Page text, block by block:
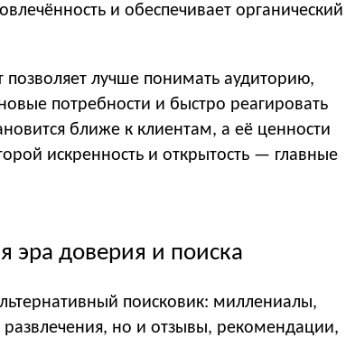
и обеспечивает органический
лучше понимать аудиторию,
потребности и быстро реагировать
ближе к клиентам, а её ценности
искренность и открытость — главные
эра доверия и поиска
поисковик: миллениалы,
но и отзывы, рекомендации,